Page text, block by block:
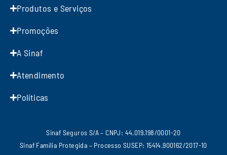
Produtos e Serviços
Promoções
A Sinaf
Atendimento
Políticas
Sinaf Seguros S/A – CNPJ: 44.019.198/0001-20
Sinaf Família Protegida – Processo SUSEP: 15414.900162/2017-10